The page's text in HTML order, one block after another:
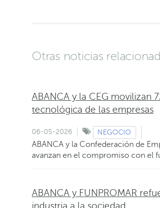
Otras noticias
ABANCA y la CEG movilizan
tecnológica de las empresas
06-05-2026 NEGOCIO
ABANCA y la Confederación de
avanzan en el compromiso con el
ABANCA y FUNPROMAR
industria a la sociedad